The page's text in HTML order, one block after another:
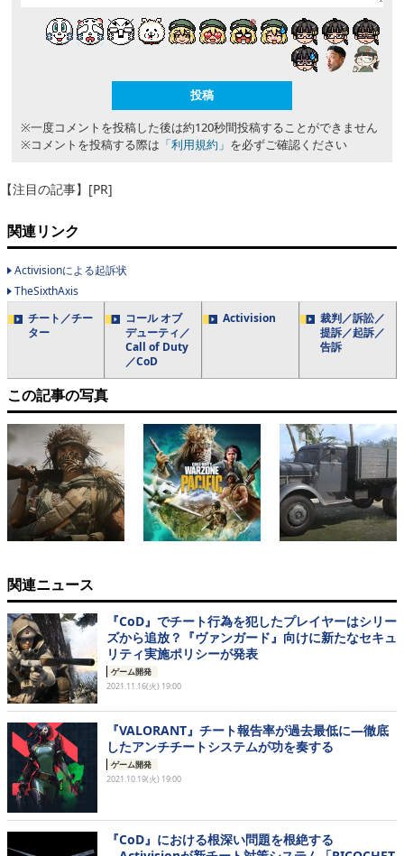
※一度コメントを投稿した後は約120秒間投稿することができません
※コメントを投稿する際は 「利用規約」 を必ずご確認ください
【注目の記事】[PR]
関連リンク
Activisionによる起訴状
TheSixthAxis
チート／チー
ター
コール オブ
デューティ／
Call of Duty
／CoD
Activision
裁判／訴訟／
提訴／起訴／
告訴
この記事の写真
関連ニュース
『CoD』でチート行為を犯したプレイヤーはシリー
ズから追放？『ヴァンガード』向けに新たなセキュ
リティ実施ポリシーが発表
ゲーム開発
2021.11.16(火) 19:00
『VALORANT』チート報告率が過去最低に―徹底
したアンチチートシステムが功を奏する
ゲーム開発
2021.10.19(火) 19:00
『CoD』における根深い問題を根絶する